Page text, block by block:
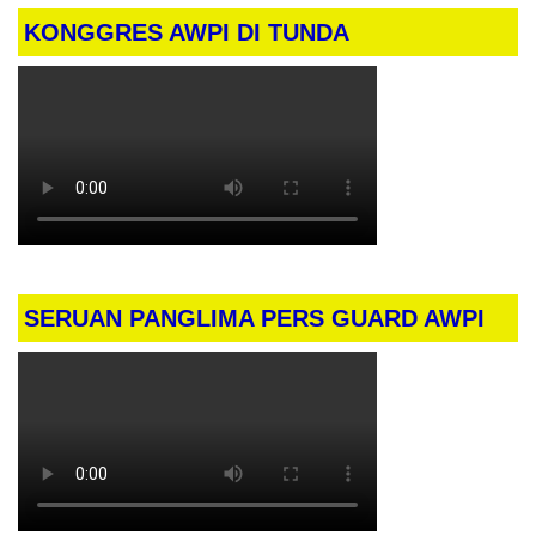
KONGGRES AWPI DI TUNDA
SERUAN PANGLIMA PERS GUARD AWPI